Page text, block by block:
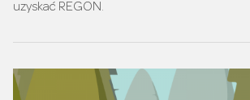
uzyskać REGON.